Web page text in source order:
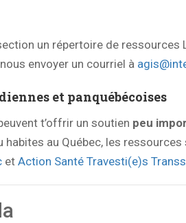
un répertoire de ressources
envoyer un courriel à
et panquébécoises
t’offrir un soutien peu
habites au Québec, les
et Action Santé Travesti(e)s